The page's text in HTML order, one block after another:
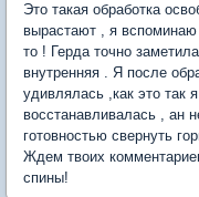
Это такая обработка
вырастают , я
то ! Герда точно
внутренняя . Я после
удивлялась ,как это так
восстанавливалась , ан
готовностью свернуть
Ждем твоих
спины!